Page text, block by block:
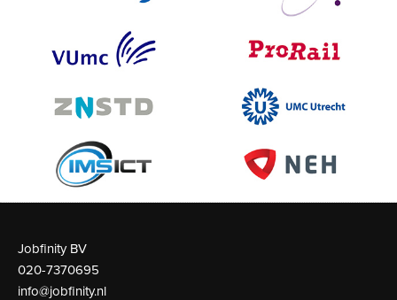
Jobfinity BV
020-7370695
info@jobfinity.nl